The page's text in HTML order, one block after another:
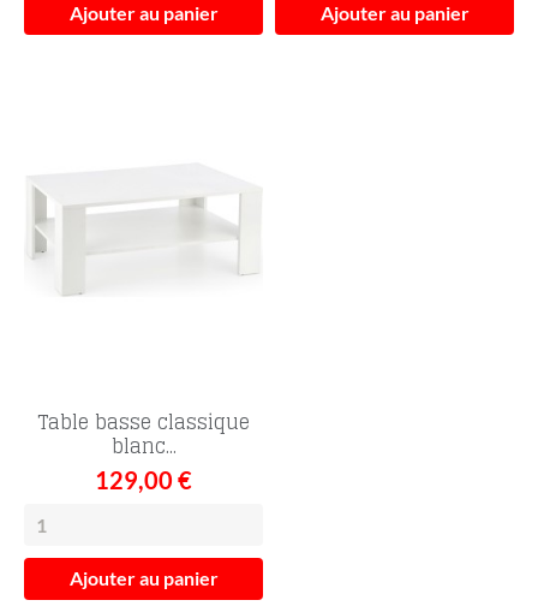
Ajouter au panier Ajouter au panier
Table basse classique
blanc...
129,00 €
Ajouter au panier